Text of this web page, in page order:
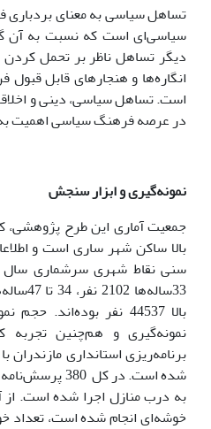
تساهل سیاسى به معناى بردبارى
سیاسى‌اى است که نسبت به آن
دیگر تساهل ناظر بر تحمل کردن
انگاره‌ها و هنجارهاى قابل
است. تساهل سیاسى، دینى و
در عرصه فرهنگ سیاسى اهمیت
نمونهگیرى و ابزار سنجش
بالا ساکن شهر سارى است و
بالا 44537 نفر
نمونه‌گیرى و هم‌چنین تجربه
شده است. در کل
به درب منازل اجرا شده است.